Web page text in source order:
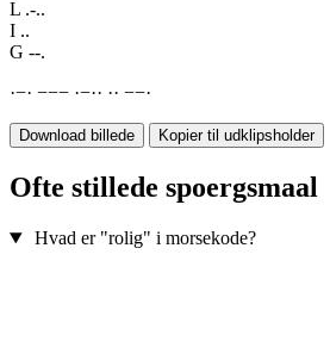
L .-..
I ..
G --.
·−· −−− ·−·· ·· −−·
Download billede Kopier til udklipsholder
Ofte stillede spoergsmaal
Hvad er "rolig" i morsekode?